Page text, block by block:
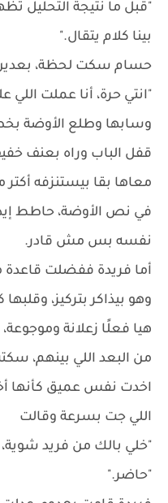
"قبل ما نتيجة التحليل
بينا كلام يتقال."
حسام سكت لحظة،
"انتي حرة، أنا عملت اللي
وسابها وطلع الأوضة
قفل الباب وراه بعنف
معاها بقا بيستنزفه
في نص الأوضة، حاطط
نفسه بس مش قادر.
أما فريدة ففضلت قاعدة
وهو بيذاكر بتركيز،
هيا فعلًا زعلانة
من البعد اللي بينهم،
اخدت نفس عميق كأنها
اللي جت بسرعة وقالت
"خلي بالك من فريد شوية،
"حاضر."